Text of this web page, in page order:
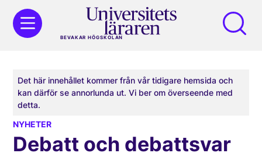
BEVAKAR HÖGSKOLAN
Det här innehållet kommer från vår tidigare hemsida och
kan därför se annorlunda ut. Vi ber om överseende med
detta.
NYHETER
Debatt och debattsvar